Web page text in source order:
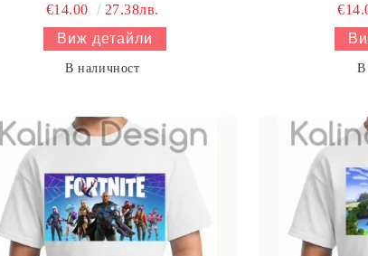
€14.00
27.38лв.
Виж детайли
В наличност В